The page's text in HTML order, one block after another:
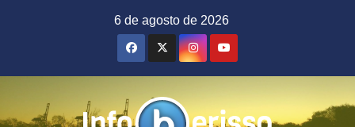
6 de agosto de 2026